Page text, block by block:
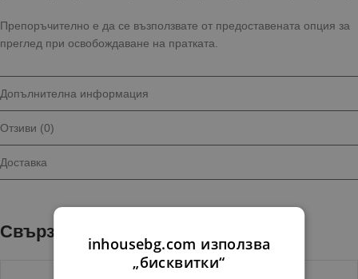
Препоръчително е да се възползвате от предоставената опция за
преглед при освобождаване на пратката.
Допълнителна информация
Отзиви (0)
Доставка
Свързани продукти
inhousebg.com използва
„бисквитки“